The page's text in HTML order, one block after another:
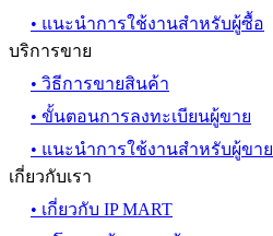
• แนะนำการใช้งานสำหรับผู้ซื้อ
บริการขาย
• วิธีการขายสินค้า
• ขั้นตอนการลงทะเบียนผู้ขาย
• แนะนำการใช้งานสำหรับผู้ขาย
เกี่ยวกับเรา
• เกี่ยวกับ IP MART